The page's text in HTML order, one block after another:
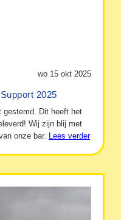
wo 15 okt 2025
2025
gestemd. Dit heeft het
Wij zijn blij met
onze bar. Lees verder